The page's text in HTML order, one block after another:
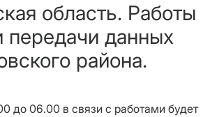
область. Работы
передачи данных
района.
до 06.00 в связи с работами будет